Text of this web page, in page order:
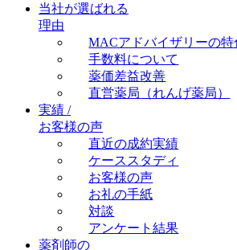
当社が選ばれる
理由
MACアドバイザリーの特
手数料について
薬価差益改善
直営薬局（れんげ薬局）
実績 /
お客様の声
直近の成約実績
ケーススタディ
お客様の声
お礼の手紙
対談
アンケート結果
薬剤師の